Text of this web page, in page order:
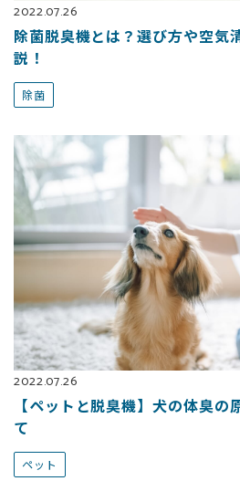
2022.07.26
除菌脱臭機とは？選び方や空気
説！
除菌
2022.07.26
【ペットと脱臭機】犬の体臭の
て
ペット